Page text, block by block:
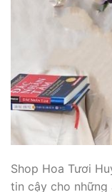
Shop Hoa Tươi
tin cậy cho